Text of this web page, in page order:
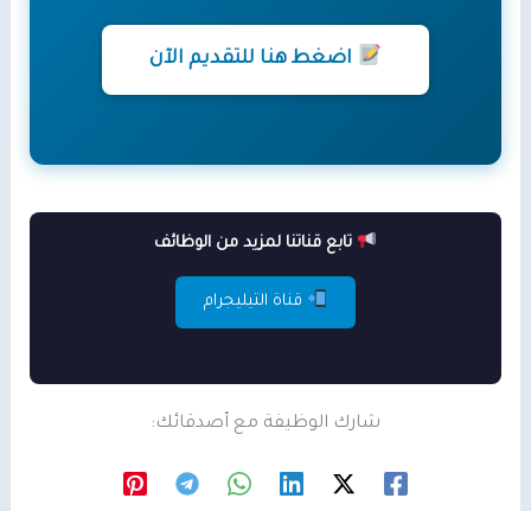
اضغط هنا للتقديم الآن
تابع قناتنا لمزيد من الوظائف
قناة التيليجرام
شارك الوظيفة مع أصدقائك: